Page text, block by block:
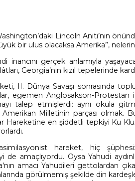
Lincoln Anıtı’nın
bir ulus olacaksa Amerika”,
inancını gerçek anlamıyla
Georgia’nın kızıl tepelerinde
II. Dünya Savaşı sonrasında
egemen Anglosakson-Protestan
talep etmişlerdi: aynı okula
Milletinin parçası olmak.
Hareketine en şiddetli tepkiyi Ku
hareket, hiç
de amaçlıyordu. Oysa Yahudi
amacı Yahudileri gettolardan
görülmemiş şekilde din